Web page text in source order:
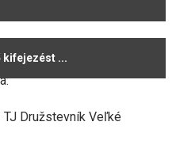
Družstevník Veľké